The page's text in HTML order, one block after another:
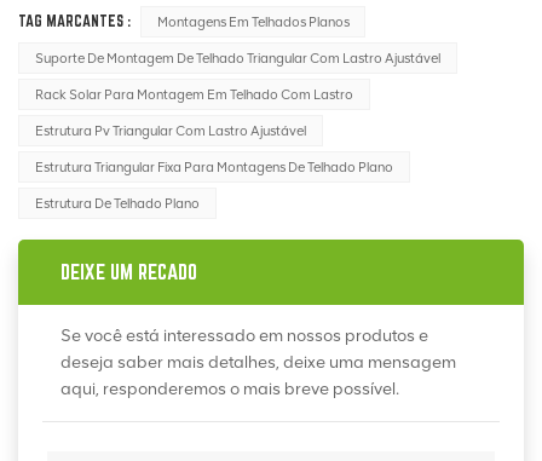
TAG MARCANTES : Montagens Em Telhados Planos
Suporte De Montagem De Telhado Triangular Com Lastro Ajustável
Rack Solar Para Montagem Em Telhado Com Lastro
Estrutura Pv Triangular Com Lastro Ajustável
Estrutura Triangular Fixa Para Montagens De Telhado Plano
Estrutura De Telhado Plano
DEIXE UM RECADO
Se você está interessado em nossos produtos e
deseja saber mais detalhes, deixe uma mensagem
aqui, responderemos o mais breve possível.